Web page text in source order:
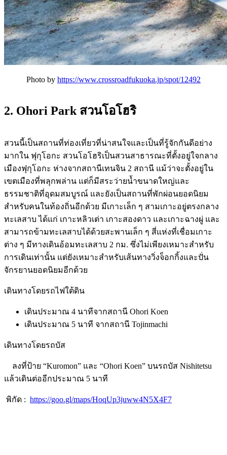
Photo by https://www.crossroadfukuoka.jp/spot/12492
2. Ohori Park สวนโอโฮริ
สวนนี้เป็นสถานที่ท่องเที่ยวที่น่าสนใจและเป็นที่รู้จักกันดีอย่าง
มากใน ฟุกุโอกะ สวนโอโฮริเป็นสวนสาธารณะที่ตั้งอยู่ใจกลาง
เมืองฟุกุโอกะ ห่างจากสถานีเทนจิน 2 สถานี แม้ว่าจะตั้งอยู่ใน
เขตเมืองที่พลุกพล่าน แต่ก็มีสระว่ายน้ำขนาดใหญ่และ
ธรรมชาติที่อุดมสมบูรณ์ และยังเป็นสถานที่พักผ่อนยอดนิยม
สำหรับคนในท้องถิ่นอีกด้วย มีเกาะเล็ก ๆ สามเกาะอยู่ตรงกลาง
ทะเลสาบ ได้แก่ เกาะหลิวเต่า เกาะสองดาว และเกาะฉางผู่ และ
สามารถข้ามทะเลสาบได้ด้วยสะพานเล็ก ๆ สี่แห่งที่เชื่อมเกาะ
ต่าง ๆ มีทางเดินอ้อมทะเลสาบ 2 กม. ซึ่งไม่เพียงเหมาะสำหรับ
การเดินเท่านั้น แต่ยังเหมาะสำหรับเส้นทางวิ่งจ็อกกิ้งและปั่น
จักรยานยอดนิยมอีกด้วย
เดินทางโดยรถไฟใต้ดิน
เดินประมาณ 4 นาทีจากสถานี Ohori Koen
เดินประมาณ 5 นาที จากสถานี Tojinmachi
เดินทางโดยรถบัส
ลงที่ป้าย “Kuromon” และ “Ohori Koen” บนรถบัส Nishitetsu
แล้วเดินต่ออีกประมาณ 5 นาที
พิกัด : https://goo.gl/maps/HoqUp3juww4N5X4F7